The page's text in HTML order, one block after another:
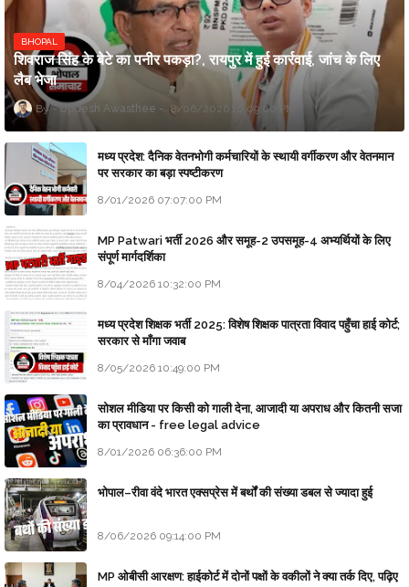
BHOPAL
शिवराज सिंह के बेटे का पनीर पकड़ा?, रायपुर में हुई कार्रवाई, जांच के लिए
लैब भेजा
Updesh Awasthee 8/06/2026 10:09:00 PM
मध्य प्रदेश: दैनिक वेतनभोगी कर्मचारियों के स्थायी वर्गीकरण और वेतनमान
पर सरकार का बड़ा स्पष्टीकरण
8/01/2026 07:07:00 PM
MP Patwari भर्ती 2026 और समूह-2 उपसमूह-4 अभ्यर्थियों के लिए
संपूर्ण मार्गदर्शिका
8/04/2026 10:32:00 PM
मध्य प्रदेश शिक्षक भर्ती 2025: विशेष शिक्षक पात्रता विवाद पहुँचा हाई कोर्ट;
सरकार से माँगा जवाब
8/05/2026 10:49:00 PM
सोशल मीडिया पर किसी को गाली देना, आजादी या अपराध और कितनी सजा
का प्रावधान - free legal advice
8/01/2026 06:36:00 PM
भोपाल–रीवा वंदे भारत एक्सप्रेस में बर्थों की संख्या डबल से ज्यादा हुई
8/06/2026 09:14:00 PM
MP ओबीसी आरक्षण: हाईकोर्ट में दोनों पक्षों के वकीलों ने क्या तर्क दिए, पढ़िए